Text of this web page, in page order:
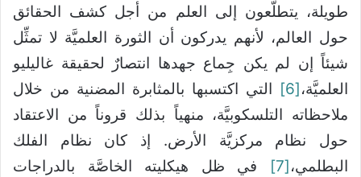
طويلة، يتطلّعون إلى العلم من أجل كشف الحقائق
حول العالم، لأنهم يدركون أن الثورة العلميَّة لا تمثِّل
شيئاً إن لم يكن جِماع جهدها انتصارٌ لحقيقة غاليليو
العلميَّة،[6]
التي اكتسبها بالمثابرة المضنية من خلال
ملاحظاته التلسكوبيَّة، منهياً بذلك قروناً من الاعتقاد
حول نظام مركزيَّة الأرض. إذ كان نظام الفلك
البطلمي،[7]
في ظل هيكليته الخاصَّة بالدراجات